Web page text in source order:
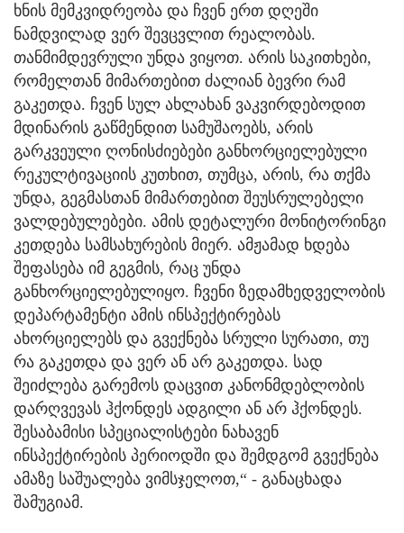
ხნის მემკვიდრეობა და ჩვენ ერთ დღეში
ნამდვილად ვერ შევცვლით რეალობას.
თანმიმდევრული უნდა ვიყოთ. არის საკითხები,
რომელთან მიმართებით ძალიან ბევრი რამ
გაკეთდა. ჩვენ სულ ახლახან ვაკვირდებოდით
მდინარის გაწმენდით სამუშაოებს, არის
გარკვეული ღონისძიებები განხორციელებული
რეკულტივაციის კუთხით, თუმცა, არის, რა თქმა
უნდა, გეგმასთან მიმართებით შეუსრულებელი
ვალდებულებები. ამის დეტალური მონიტორინგი
კეთდება სამსახურების მიერ. ამჟამად ხდება
შეფასება იმ გეგმის, რაც უნდა
განხორციელებულიყო. ჩვენი ზედამხედველობის
დეპარტამენტი ამის ინსპექტირებას
ახორციელებს და გვექნება სრული სურათი, თუ
რა გაკეთდა და ვერ ან არ გაკეთდა. სად
შეიძლება გარემოს დაცვით კანონმდებლობის
დარღვევას ჰქონდეს ადგილი ან არ ჰქონდეს.
შესაბამისი სპეციალისტები ნახავენ
ინსპექტირების პერიოდში და შემდგომ გვექნება
ამაზე საშუალება ვიმსჯელოთ,“ - განაცხადა
შამუგიამ.